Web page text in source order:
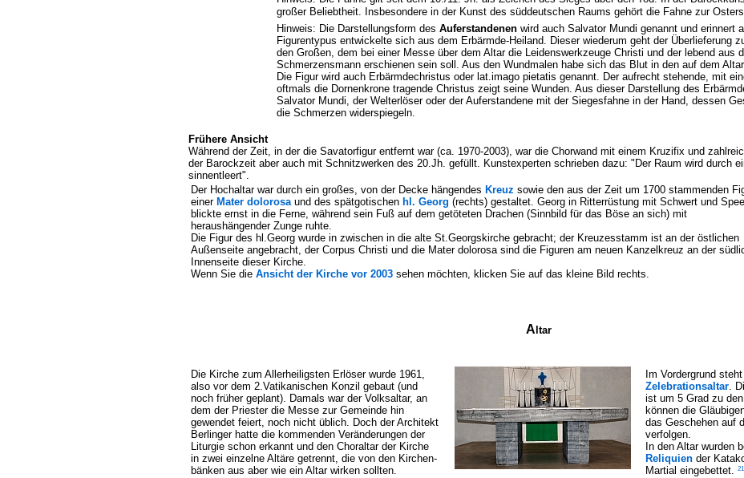
großer Beliebtheit. Insbesondere in der Kunst des süddeutschen Raums gehört die Fahne zur
Hinweis: Die Darstellungsform des Auferstandenen wird auch Salvator Mundi genannt und erinnert
Figurentypus entwickelte sich aus dem Erbärmde-Heiland. Dieser wiederum geht der Überlieferung
den Großen, dem bei einer Messe über dem Altar die Leidenswerkzeuge Christi und der lebend aus
Schmerzensmann erschienen sein soll. Aus den Wundmalen habe sich das Blut in den auf dem
Die Figur wird auch Erbärmdechristus oder lat.imago pietatis genannt. Der aufrecht stehende, mit
oftmals die Dornenkrone tragende Christus zeigt seine Wunden. Aus dieser Darstellung des
Salvator Mundi, der Welterlöser oder der Auferstandene mit der Siegesfahne in der Hand, dessen
die Schmerzen widerspiegeln.
Frühere Ansicht
Während der Zeit, in der die Savatorfigur entfernt war (ca. 1970-2003), war die Chorwand mit einem Kruzifix und
der Barockzeit aber auch mit Schnitzwerken des 20.Jh. gefüllt. Kunstexperten schrieben dazu: "Der Raum wird durch
sinnentleert".
Der Hochaltar war durch ein großes, von der Decke hängendes Kreuz sowie den aus der Zeit um 1700 stammenden
einer Mater dolorosaund des spätgotischen hl. Georg (rechts) gestaltet. Georg in Ritterrüstung mit Schwert und
blickte ernst in die Ferne, während sein Fuß auf dem getöteten Drachen (Sinnbild für das Böse an sich) mit
heraushängender Zunge ruhte.
Die Figur des hl.Georg wurde in zwischen in die alte St.Georgskirche gebracht; der Kreuzesstamm ist an der östlichen
Außenseite angebracht, der Corpus Christi und die Mater dolorosa sind die Figuren am neuen Kanzelkreuz an der
Innenseite dieser Kirche.
Wenn Sie die Ansicht der Kirche vor 2003 sehen möchten, klicken Sie auf das kleine Bild rechts.
A ltar
Die Kirche zum Allerheiligsten Erlöser wurde 1961,
also vor dem 2.Vatikanischen Konzil gebaut (und
noch früher geplant). Damals war der Volksaltar, an
dem der Priester die Messe zur Gemeinde hin
gewendet feiert, noch nicht üblich. Doch der Architekt
Berlinger hatte die kommenden Veränderungen der
Liturgie schon erkannt und den Choraltar der Kirche
in zwei einzelne Altäre getrennt, die von den Kirchen-
bänken aus aber wie ein Altar wirken sollten.
Im Vordergrund
Zelebrationsaltar.
ist um 5 Grad zu
können die
das Geschehen auf
verfolgen.
In den Altar wurden
Reliquien der
Martial eingebettet.